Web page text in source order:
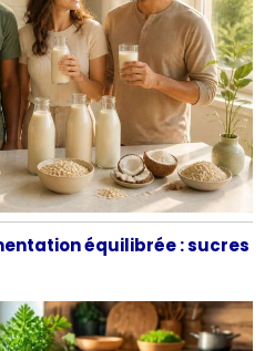
équilibrée : sucres